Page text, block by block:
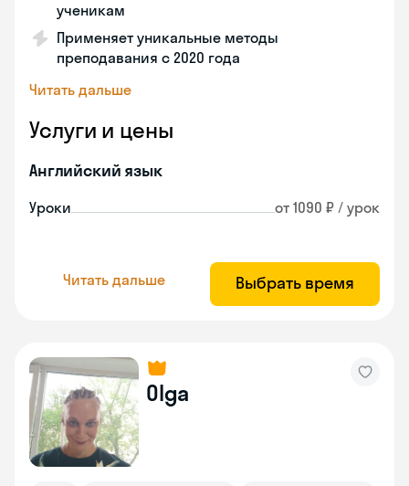
ученикам
Применяет уникальные методы
преподавания с 2020 года
Читать дальше
Услуги и цены
Английский язык
Уроки от 1090 ₽ / урок
Читать дальше Выбрать время
Olga